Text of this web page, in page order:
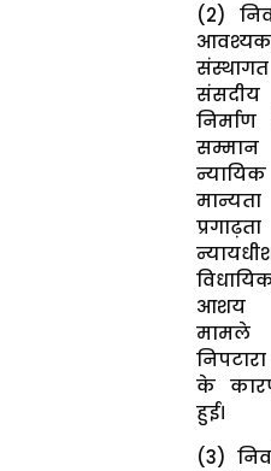
(2)
प्रगाढ़ता
आशय
के
हुई।
(3)